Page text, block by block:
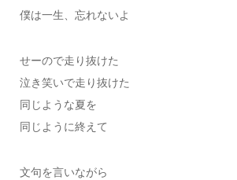
僕は一生、忘れないよ
せーので走り抜けた
泣き笑いで走り抜けた
同じような夏を
同じように終えて
文句を言いながら